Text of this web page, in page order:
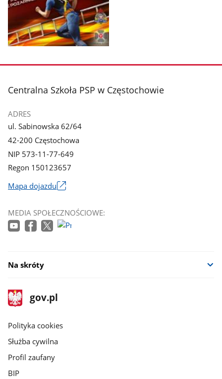
zdjęcie
galerii.
stopka
Centralna Szkoła PSP w Częstochowie
ADRES
ul. Sabinowska 62/64
42-200 Częstochowa
NIP 573-11-77-649
Regon 150123657
Mapa dojazdu
się
w
MEDIA SPOŁECZNOŚCIOWE:
Na skróty
stopka
gov.pl
Strona
gov.pl
gov.pl
Polityka cookies
Służba cywilna
Profil zaufany
BIP